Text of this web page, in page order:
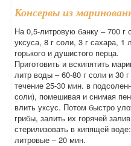
Консервы из
На 0,5-литровую банку – 700 г
уксуса, 8 г соли, 3 г сахара,
горького и душистого перца.
Приготовить и вскипятить
литр воды – 60-80 г соли и 30
течение 25-30 мин. в
соли), помешивая и снимая
влить уксус. Потом быстро
грибы, залить их горячей
стерилизовать в кипящей
литровые – 20 мин.